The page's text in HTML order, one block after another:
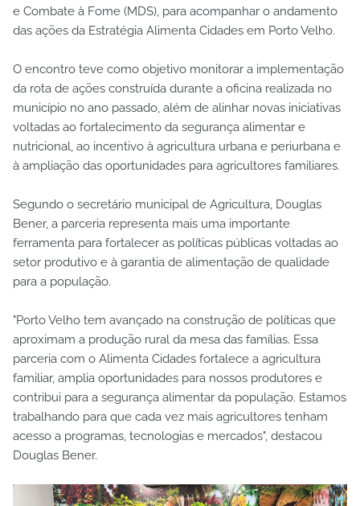
e Combate à Fome (MDS), para acompanhar o andamento
das ações da Estratégia Alimenta Cidades em Porto Velho.
O encontro teve como objetivo monitorar a implementação
da rota de ações construída durante a oficina realizada no
município no ano passado, além de alinhar novas iniciativas
voltadas ao fortalecimento da segurança alimentar e
nutricional, ao incentivo à agricultura urbana e periurbana e
à ampliação das oportunidades para agricultores familiares.
Segundo o secretário municipal de Agricultura, Douglas
Bener, a parceria representa mais uma importante
ferramenta para fortalecer as políticas públicas voltadas ao
setor produtivo e à garantia de alimentação de qualidade
para a população.
"Porto Velho tem avançado na construção de políticas que
aproximam a produção rural da mesa das famílias. Essa
parceria com o Alimenta Cidades fortalece a agricultura
familiar, amplia oportunidades para nossos produtores e
contribui para a segurança alimentar da população. Estamos
trabalhando para que cada vez mais agricultores tenham
acesso a programas, tecnologias e mercados", destacou
Douglas Bener.